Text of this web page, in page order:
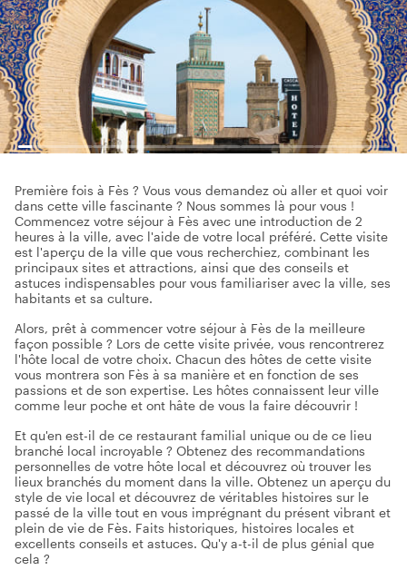
Première fois à Fès ? Vous vous demandez où aller et quoi voir
dans cette ville fascinante ? Nous sommes là pour vous !
Commencez votre séjour à Fès avec une introduction de 2
heures à la ville, avec l'aide de votre local préféré. Cette visite
est l'aperçu de la ville que vous recherchiez, combinant les
principaux sites et attractions, ainsi que des conseils et
astuces indispensables pour vous familiariser avec la ville, ses
habitants et sa culture.
Alors, prêt à commencer votre séjour à Fès de la meilleure
façon possible ? Lors de cette visite privée, vous rencontrerez
l'hôte local de votre choix. Chacun des hôtes de cette visite
vous montrera son Fès à sa manière et en fonction de ses
passions et de son expertise. Les hôtes connaissent leur ville
comme leur poche et ont hâte de vous la faire découvrir !
Et qu'en est-il de ce restaurant familial unique ou de ce lieu
branché local incroyable ? Obtenez des recommandations
personnelles de votre hôte local et découvrez où trouver les
lieux branchés du moment dans la ville. Obtenez un aperçu du
style de vie local et découvrez de véritables histoires sur le
passé de la ville tout en vous imprégnant du présent vibrant et
plein de vie de Fès. Faits historiques, histoires locales et
excellents conseils et astuces. Qu'y a-t-il de plus génial que
cela ?